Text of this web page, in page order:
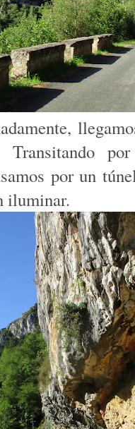
Transitando
por un
iluminar.